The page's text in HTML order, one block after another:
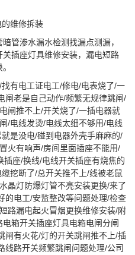
维修拆装
管渗水漏水检测找漏点测漏，
插座灯具维修安装，漏电短路
有电工证电工/修电/电表烧了/一
闸老是自己动作/频繁无规律跳闸/
闸推不上/开关烧了/一插电器就
/电线发烫/电线太细不够用/电线
是没电/碰到电器外壳手麻麻的/
火有响声/房间里面插座不能用/
座/换线/电线开关插座有烧焦的
挖断了/总开关推不上/线被老鼠
晶灯防爆灯管不亮安装更换/来了
的电工/安监整改等问题处理/检查
路漏电起火冒烟更换维修安装/附
箱开关插座灯具电箱电闸分闸
闸有火花/灯的开关跳闸推不上/插
线路开关频繁跳闸问题处理/公司